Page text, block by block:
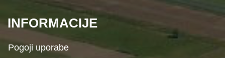
INFORMACIJE
Pogoji uporabe